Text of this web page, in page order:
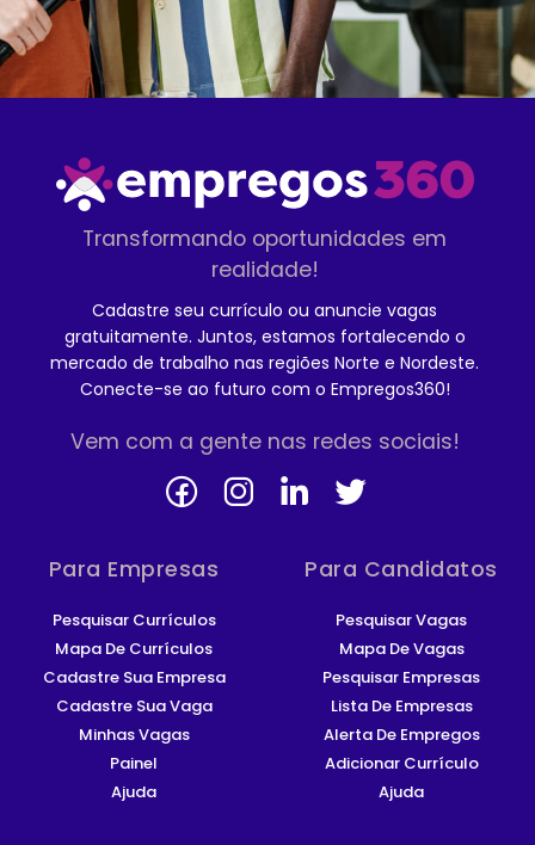
Transformando oportunidades em
realidade!
Cadastre seu currículo ou anuncie vagas
gratuitamente. Juntos, estamos fortalecendo o
mercado de trabalho nas regiões Norte e Nordeste.
Conecte-se ao futuro com o Empregos360!
Vem com a gente nas redes sociais!
Para Empresas
Pesquisar Currículos
Mapa De Currículos
Cadastre Sua Empresa
Cadastre Sua Vaga
Minhas Vagas
Painel
Ajuda
Para Candidatos
Pesquisar Vagas
Mapa De Vagas
Pesquisar Empresas
Lista De Empresas
Alerta De Empregos
Adicionar Currículo
Ajuda